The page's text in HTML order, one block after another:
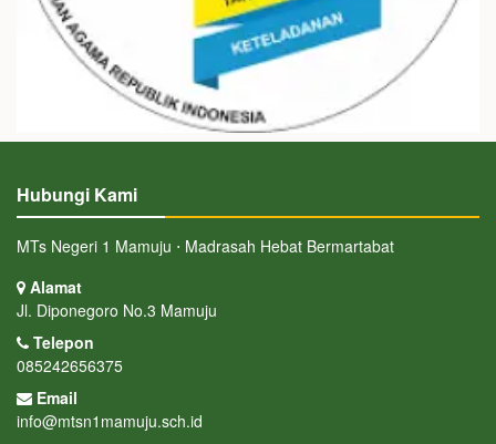
Hubungi Kami
MTs Negeri 1 Mamuju ⋅ Madrasah Hebat Bermartabat
Alamat
Jl. Diponegoro No.3 Mamuju
Telepon
085242656375
Email
info@mtsn1mamuju.sch.id